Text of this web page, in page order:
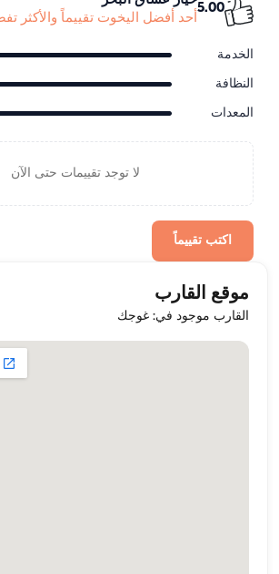
5.00
أحد أفضل اليخوت تقييماً والأكثر
الخدمة
النظافة
المعدات
لا توجد تقييمات حتى الآن
اكتب تقييماً
موقع القارب
القارب موجود في: غوجك